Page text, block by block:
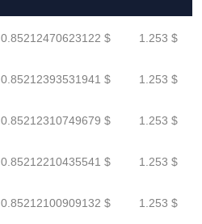
0.85212470623122 $ 1.253 $
0.85212393531941 $ 1.253 $
0.85212310749679 $ 1.253 $
0.85212210435541 $ 1.253 $
0.85212100909132 $ 1.253 $